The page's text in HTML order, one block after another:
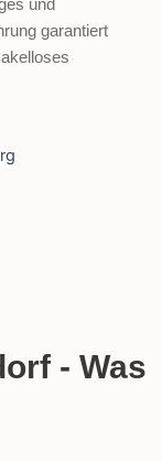
und
garantiert
- Was